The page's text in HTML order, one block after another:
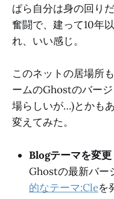
ぱら自分は身の回り
奮闘で、建って10年
れ、いい感じ。
このネットの居場所
ームのGhostのバー
場らしいが…)とかも
変えてみた。
Blogテーマを変更
Ghostの最新バー
的なテーマ:Cleを